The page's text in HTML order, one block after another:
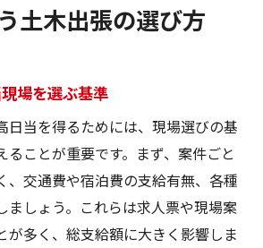
土木出張の選び方
場を選ぶ基準
日当を得るためには、現場選びの基
ることが重要です。まず、案件ごと
、交通費や宿泊費の支給有無、各種
ましょう。これらは求人票や現場案
が多く、総支給額に大きく影響しま